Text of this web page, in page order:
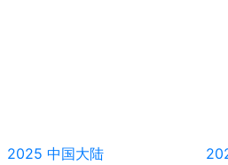
2025 中国大陆